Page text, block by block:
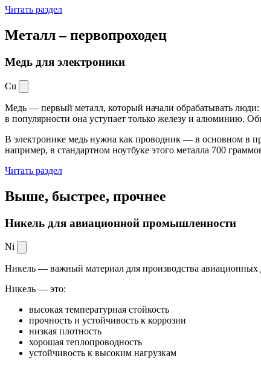
Читать раздел
Металл –первопроходец
Медь для электроники
Cu
Медь — первый металл, который начали обрабатывать люди:
в популярности она уступает только железу и алюминию.
В электронике медь нужна как проводник — в основном в
например, в стандартном ноутбуке этого металла 700
Читать раздел
Выше, быстрее, прочнее
Никель для авиационной промышленности
Ni
Никель — важный материал для производства авиационных
Никель — это:
высокая температурная стойкость
прочность и устойчивость к коррозии
низкая плотность
хорошая теплопроводность
устойчивость к высоким нагрузкам